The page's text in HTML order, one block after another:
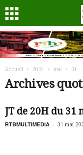
Accueil 2024 mai 31
Archives
JT de 20H du 31
RTBMULTIMEDIA - 31 mai